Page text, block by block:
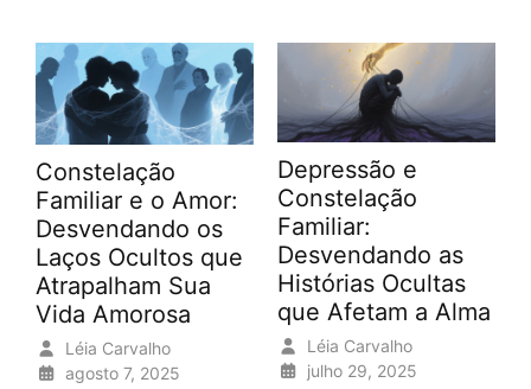
Constelação
Familiar e o Amor:
Desvendando os
Laços Ocultos que
Atrapalham Sua
Vida Amorosa
Léia Carvalho
agosto 7, 2025
Depressão e
Constelação
Familiar:
Desvendando as
Histórias Ocultas
que Afetam a Alma
Léia Carvalho
julho 29, 2025